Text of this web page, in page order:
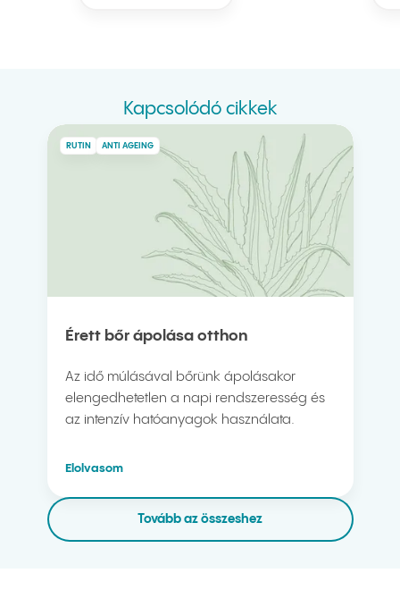
Kapcsolódó cikkek
Érett bőr ápolása otthon
RUTIN ANTI AGEING
Az idő múlásával bőrünk ápolásakor
elengedhetetlen a napi rendszeresség és
az intenzív hatóanyagok használata.
Elolvasom
Tovább az összeshez